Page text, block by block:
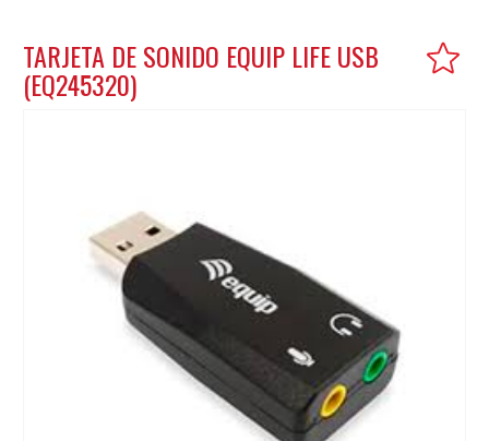
TARJETA DE SONIDO EQUIP LIFE USB
(EQ245320)